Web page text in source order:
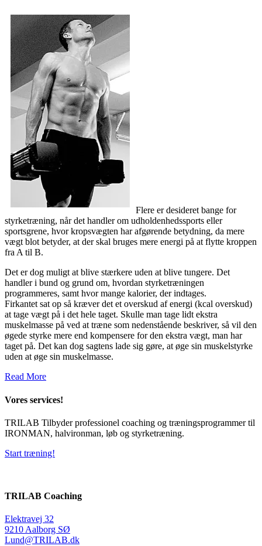
Flere er desideret bange for
styrketræning, når det handler om udholdenhedssports eller
sportsgrene, hvor kropsvægten har afgørende betydning, da mere
vægt blot betyder, at der skal bruges mere energi på at flytte kroppen
fra A til B.
Det er dog muligt at blive stærkere uden at blive tungere. Det
handler i bund og grund om, hvordan styrketræningen
programmeres, samt hvor mange kalorier, der indtages.
Firkantet sat op så kræver det et overskud af energi (kcal overskud)
at tage vægt på i det hele taget. Skulle man tage lidt ekstra
muskelmasse på ved at træne som nedenstående beskriver, så vil den
øgede styrke mere end kompensere for den ekstra vægt, man har
taget på. Det kan dog sagtens lade sig gøre, at øge sin muskelstyrke
uden at øge sin muskelmasse.
Read More
Vores services!
TRILAB Tilbyder professionel coaching og træningsprogrammer til
IRONMAN, halvironman, løb og styrketræning.
Start træning!
TRILAB Coaching
Elektravej 32
9210 Aalborg SØ
Lund@TRILAB.dk